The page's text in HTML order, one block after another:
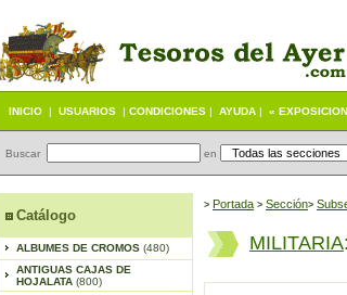
INICIO | USUARIOS | CONDICIONES | AYUDA | «
Buscar en
Catálogo
ALBUMES DE CROMOS (480)
ANTIGUAS CAJAS DE
HOJALATA (800)
> Portada > Sección>
MILITARIA: